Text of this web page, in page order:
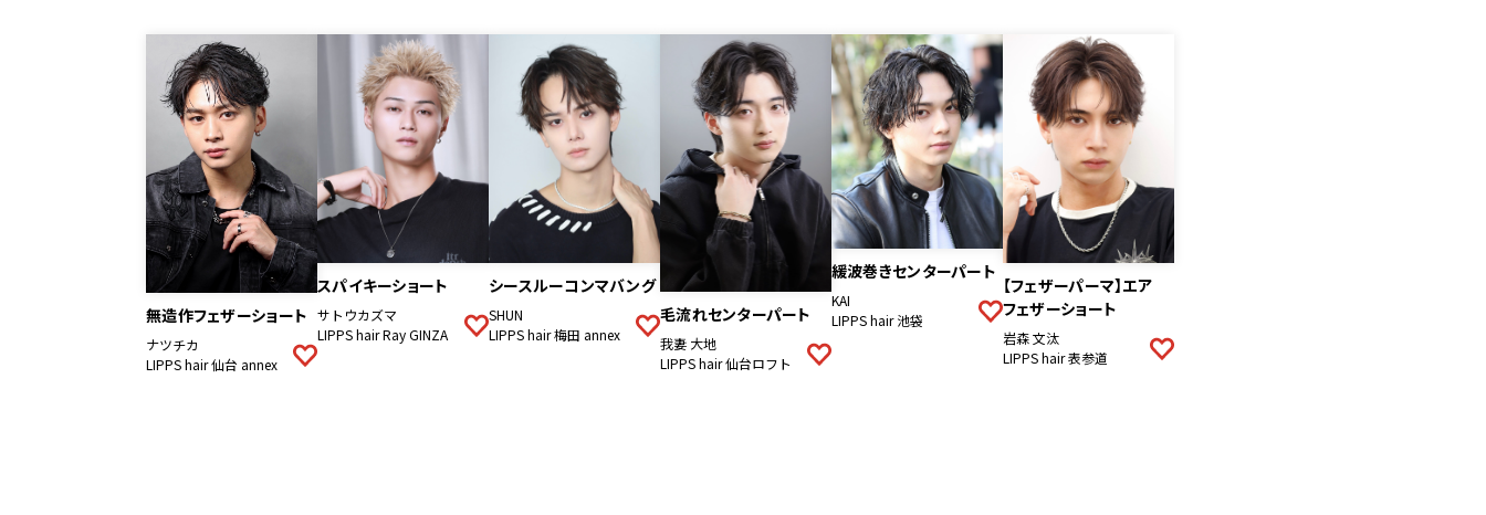
無造作フェザーショート
ナツチカ
LIPPS hair 仙台 annex
スパイキーショート
サトウカズマ
LIPPS hair Ray GINZA
シースルーコンマバング
SHUN
LIPPS hair 梅田 annex
毛流れセンターパート
我妻 大地
LIPPS hair 仙台ロフト
緩波巻きセンターパート
KAI
LIPPS hair 池袋
【フェザーパーマ】エア
フェザーショート
岩森 文汰
LIPPS hair 表参道